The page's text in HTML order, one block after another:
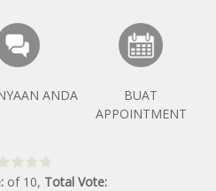
ANDA
BUAT
APPOINTMENT
of 10, Total Vote: